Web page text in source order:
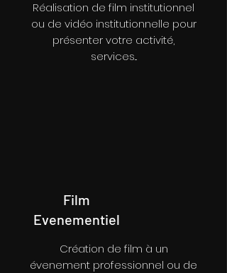
Réalisation de film institutionnel
ou de vidéo institutionnelle pour
présenter votre activité,
services...
Film
Evenementiel
Création de film à un
évenement professionnel ou de